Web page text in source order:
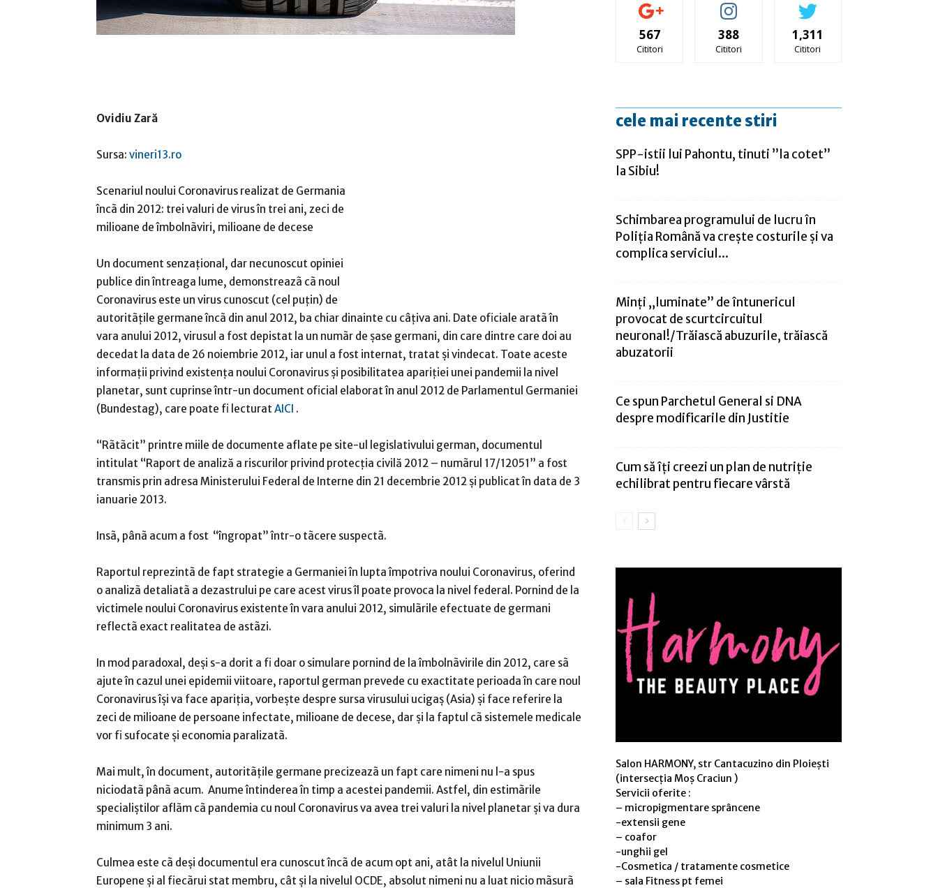
Ovidiu Zară
Sursa: vineri13.ro
Scenariul noului Coronavirus realizat de Germania
încã din 2012: trei valuri de virus în trei ani, zeci de
milioane de îmbolnãviri, milioane de decese
Un document senzaţional, dar necunoscut opiniei
publice din întreaga lume, demonstreazã cã noul
Coronavirus este un virus cunoscut (cel puţin) de
autoritãţile germane încã din anul 2012, ba chiar dinainte cu câţiva ani. Date oficiale aratã în
vara anului 2012, virusul a fost depistat la un numãr de şase germani, din care dintre care doi au
decedat la data de 26 noiembrie 2012, iar unul a fost internat, tratat şi vindecat. Toate aceste
informaţii privind existenţa noului Coronavirus şi posibilitatea apariţiei unei pandemii la nivel
planetar, sunt cuprinse într-un document oficial elaborat în anul 2012 de Parlamentul Germaniei
(Bundestag), care poate fi lecturat AICI .
“Rãtãcit” printre miile de documente aflate pe site-ul legislativului german, documentul
intitulat “Raport de analiză a riscurilor privind protecția civilă 2012 – numãrul 17/12051” a fost
transmis prin adresa Ministerului Federal de Interne din 21 decembrie 2012 şi publicat în data de 3
ianuarie 2013.
Insã, pânã acum a fost “îngropat” într-o tãcere suspectã.
Raportul reprezintã de fapt strategie a Germaniei în lupta împotriva noului Coronavirus, oferind
o analizã detaliatã a dezastrului pe care acest virus îl poate provoca la nivel federal. Pornind de la
victimele noului Coronavirus existente în vara anului 2012, simulãrile efectuate de germani
reflectã exact realitatea de astãzi.
In mod paradoxal, deşi s-a dorit a fi doar o simulare pornind de la îmbolnãvirile din 2012, care sã
ajute în cazul unei epidemii viitoare, raportul german prevede cu exactitate perioada în care noul
Coronavirus îşi va face apariţia, vorbeşte despre sursa virusului ucigaş (Asia) şi face referire la
zeci de milioane de persoane infectate, milioane de decese, dar şi la faptul cã sistemele medicale
vor fi sufocate şi economia paralizatã.
Mai mult, în document, autoritãţile germane precizeazã un fapt care nimeni nu l-a spus
niciodatã pânã acum. Anume întinderea în timp a acestei pandemii. Astfel, din estimãrile
specialiştilor aflãm cã pandemia cu noul Coronavirus va avea trei valuri la nivel planetar şi va dura
minimum 3 ani.
Culmea este cã deşi documentul era cunoscut încã de acum opt ani, atât la nivelul Uniunii
Europene şi al fiecãrui stat membru, cât şi la nivelul OCDE, absolut nimeni nu a luat nicio mãsurã
567
Cititori
388
Cititori
1,311
Cititori
cele mai recente stiri
SPP-istii lui Pahontu, tinuti ”la cotet”
la Sibiu!
Schimbarea programului de lucru în
Poliția Română va crește costurile și va
complica serviciul...
Minți „luminate” de întunericul
provocat de scurtcircuitul
neuronal!/Trăiască abuzurile, trăiască
abuzatorii
Ce spun Parchetul General si DNA
despre modificarile din Justitie
Cum să îți creezi un plan de nutriție
echilibrat pentru fiecare vârstă
Salon HARMONY, str Cantacuzino din Ploiești
(intersecția Moș Craciun )
Servicii oferite :
– micropigmentare sprâncene
-extensii gene
– coafor
-unghii gel
-Cosmetica / tratamente cosmetice
– sala Fitness pt femei